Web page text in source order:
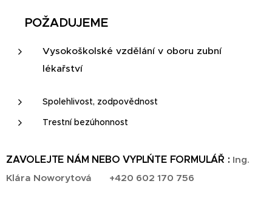
POŽADUJEME
Vysokoškolské vzdělání v oboru zubní
lékařství
Spolehlivost, zodpovědnost
Trestní bezúhonnost
ZAVOLEJTE NÁM NEBO VYPLŃTE FORMULÁŘ : Ing.
Klára Noworytová
+420 602 170 756